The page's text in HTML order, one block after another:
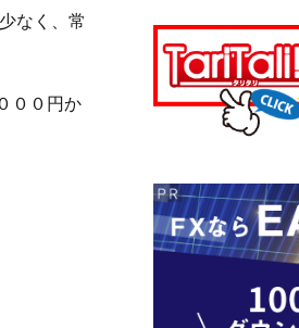
なく、常
００円か